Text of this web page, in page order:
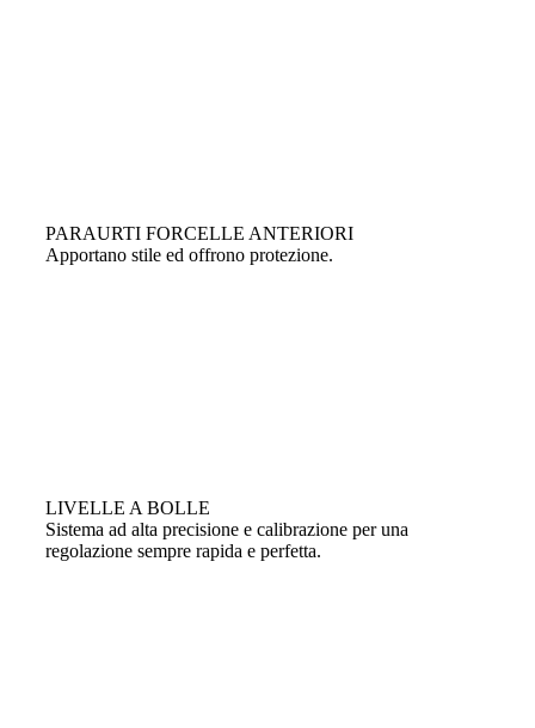
PARAURTI FORCELLE ANTERIORI
Apportano stile ed offrono protezione.
LIVELLE A BOLLE
Sistema ad alta precisione e calibrazione per una
regolazione sempre rapida e perfetta.